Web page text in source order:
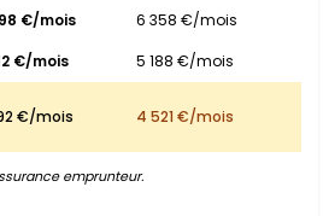
€/mois
6 358 €/mois
€/mois
5 188 €/mois
€/mois 4 521 €/mois
emprunteur.